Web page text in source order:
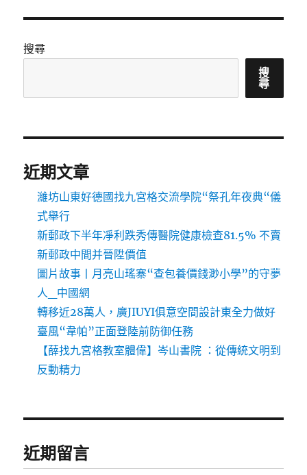
搜尋
搜
尋
近期文章
濰坊山東好德國找九宮格交流學院“祭孔年夜典“儀
式舉行
新郵政下半年凈利跌秀傳醫院健康檢查81.5% 不賣
新郵政中間并晉陞價值
圖片故事丨月亮山瑤寨“查包養價錢渺小學”的守夢
人_中國網
轉移近28萬人，廣JIUYI俱意空間設計東全力做好
臺風“韋帕”正面登陸前防御任務
【薛找九宮格教室體偉】岑山書院 ：從傳統文明到
反動精力
近期留言